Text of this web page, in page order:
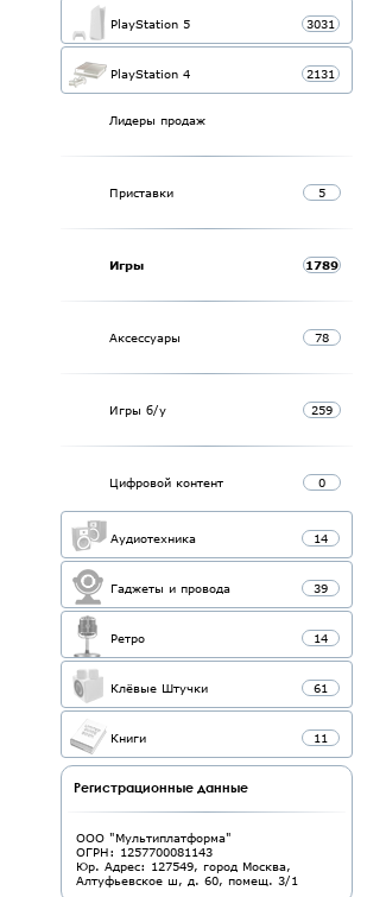
PlayStation 5 3031
PlayStation 4 2131
Лидеры продаж
Приставки 5
Игры 1789
Аксессуары 78
Игры б/у 259
Цифровой контент 0
Аудиотехника 14
Гаджеты и провода 39
Ретро 14
Клёвые Штучки 61
Книги 11
Регистрационные данные
ООО "Мультиплатформа"
ОГРН: 1257700081143
Юр. Адрес: 127549, город Москва,
Алтуфьевское ш, д. 60, помещ. 3/1